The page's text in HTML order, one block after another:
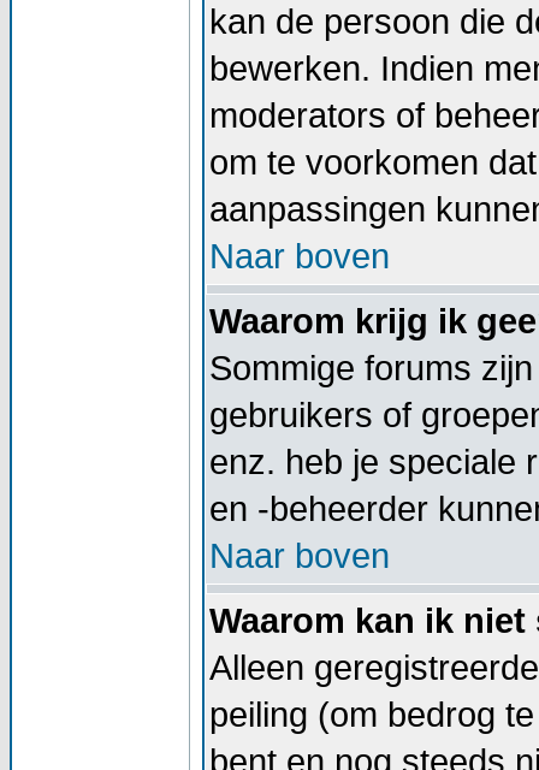
kan de persoon die
bewerken. Indien
moderators of
om te voorkomen
aanpassingen
Naar boven
Waarom krijg ik
Sommige forums
gebruikers of
enz. heb je speciale
en -beheerder
Naar boven
Waarom kan ik
Alleen
peiling (om bedrog
bent en nog steeds